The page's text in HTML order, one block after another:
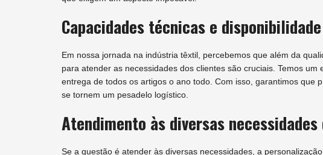
Capacidades técnicas e disponibilidade
Em nossa jornada na indústria têxtil, percebemos que além da
para atender as necessidades dos clientes são cruciais. Temos
entrega de todos os artigos o ano todo. Com isso, garantimos que
se tornem um pesadelo logístico.
Atendimento às diversas necessidades
Se a questão é atender às diversas necessidades, a